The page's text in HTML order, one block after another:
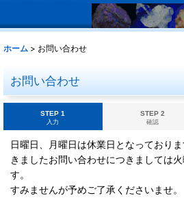
ホーム > お問い合わせ
お問い合わせ
STEP 1
入力
STEP 2
確認
日曜日、月曜日は休業日となっており
きましたお問い合わせにつきましては
す。
すみませんが予めご了承くださいませ。